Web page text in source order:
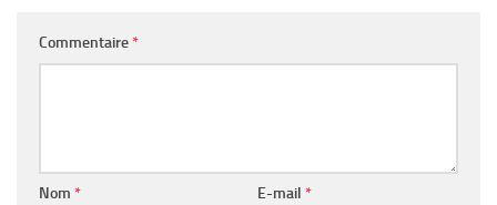
Commentaire *
Nom * E-mail *